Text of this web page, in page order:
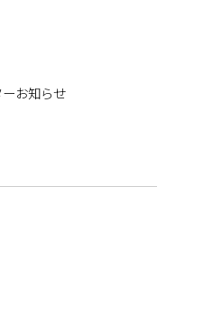
お知らせ